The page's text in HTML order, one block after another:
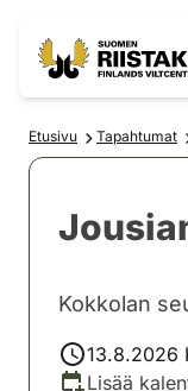
Etusivu Tapahtumat
Kokkolan
13.8.2026
Lisää